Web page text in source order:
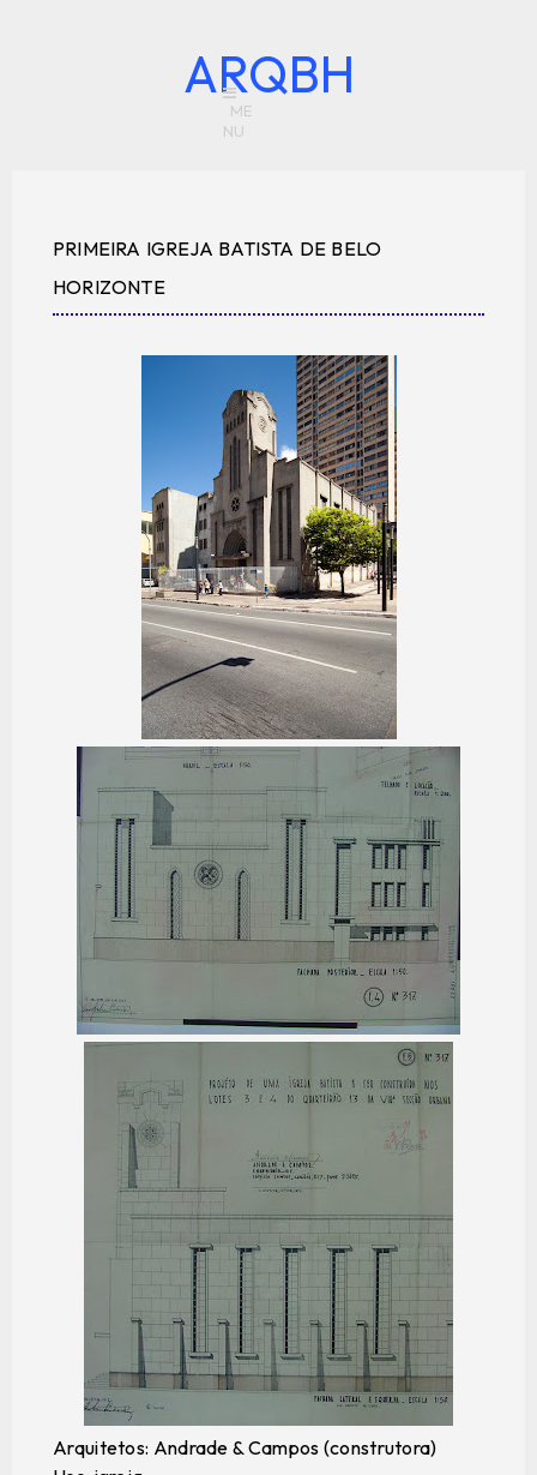
ARQBH
PRIMEIRA IGREJA BATISTA DE BELO
HORIZONTE
Arquitetos: Andrade & Campos (construtora)